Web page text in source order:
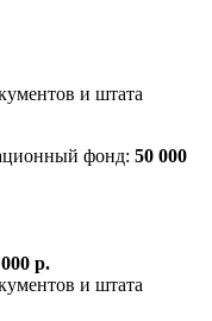
и штата
фонд: 50 000
р.
и штата